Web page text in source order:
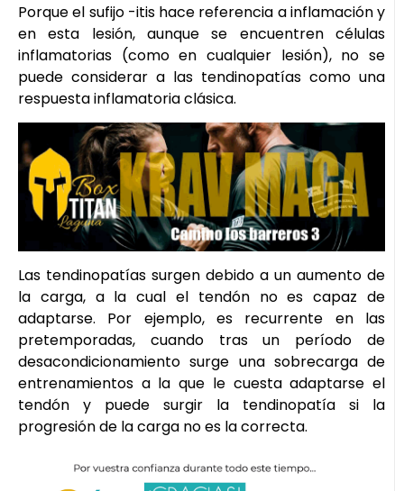
Porque el sufijo -itis hace referencia a inflamación y
en esta lesión, aunque se encuentren células
inflamatorias (como en cualquier lesión), no se
puede considerar a las tendinopatías como una
respuesta inflamatoria clásica.
Las tendinopatías surgen debido a un aumento de
la carga, a la cual el tendón no es capaz de
adaptarse. Por ejemplo, es recurrente en las
pretemporadas, cuando tras un período de
desacondicionamiento surge una sobrecarga de
entrenamientos a la que le cuesta adaptarse el
tendón y puede surgir la tendinopatía si la
progresión de la carga no es la correcta.